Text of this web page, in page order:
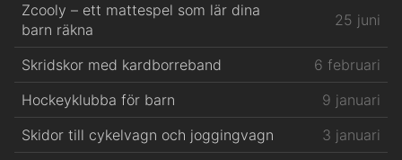
Zcooly – ett mattespel som lär dina
barn räkna
25 juni
Skridskor med kardborreband
6 februari
Hockeyklubba för barn
9 januari
Skidor till cykelvagn och joggingvagn
3 januari